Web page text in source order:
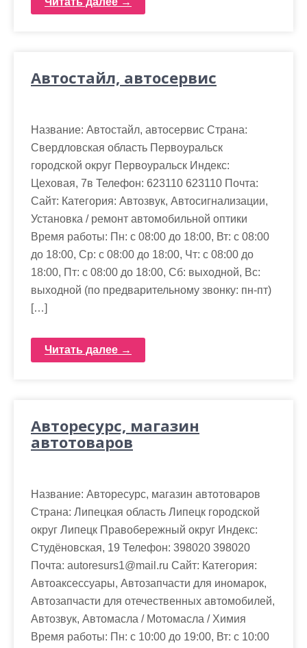
Автостайл, автосервис
Название: Автостайл, автосервис Страна:
Свердловская область Первоуральск
городской округ Первоуральск Индекс:
Цеховая, 7в Телефон: 623110 623110 Почта:
Cайт: Категория: Автозвук, Автосигнализации,
Установка / ремонт автомобильной оптики
Время работы: Пн: с 08:00 до 18:00, Вт: с 08:00
до 18:00, Ср: с 08:00 до 18:00, Чт: с 08:00 до
18:00, Пт: с 08:00 до 18:00, Сб: выходной, Вс:
выходной (по предварительному звонку: пн-пт)
[…]
Читать далее →
Авторесурс, магазин
автотоваров
Название: Авторесурс, магазин автотоваров
Страна: Липецкая область Липецк городской
округ Липецк Правобережный округ Индекс:
Студёновская, 19 Телефон: 398020 398020
Почта: autoresurs1@mail.ru Cайт: Категория:
Автоаксессуары, Автозапчасти для иномарок,
Автозапчасти для отечественных автомобилей,
Автозвук, Автомасла / Мотомасла / Химия
Время работы: Пн: с 10:00 до 19:00, Вт: с 10:00